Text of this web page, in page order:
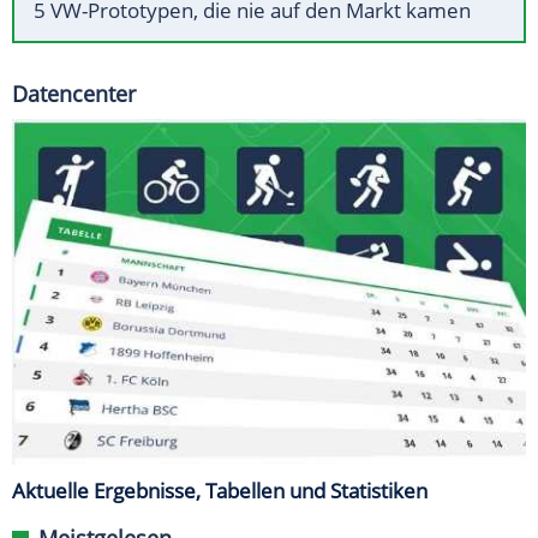
5 VW-Prototypen, die nie auf den Markt kamen
Datencenter
Aktuelle Ergebnisse, Tabellen und Statistiken